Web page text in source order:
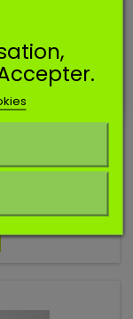
MS200T
Pour Stihl 020T,